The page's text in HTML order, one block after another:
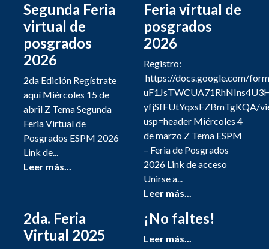
Segunda Feria
virtual de
posgrados
2026
2da Edición Regístrate
aquí Miércoles 15 de
abril Z Tema Segunda
Feria Virtual de
Posgrados ESPM 2026
Link de...
Leer más...
Feria virtual de
posgrados
2026
Registro:
https://docs.google.com/
yfjSfFUtYqxsFZBmTgKQA/
usp=header Miércoles 4
de marzo Z Tema ESPM
– Feria de Posgrados
2026 Link de acceso
Unirse a...
Leer más...
2da. Feria
Virtual 2025
¡No faltes!
Leer más...